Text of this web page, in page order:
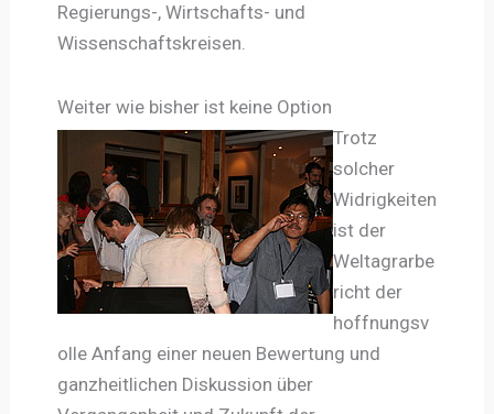
Regierungs-, Wirtschafts- und
Wissenschaftskreisen.
Weiter wie bisher ist keine Option
Trotz
solcher
Widrigkeiten
ist der
Weltagrarbe
richt der
hoffnungsv
olle Anfang einer neuen Bewertung und
ganzheitlichen Diskussion über